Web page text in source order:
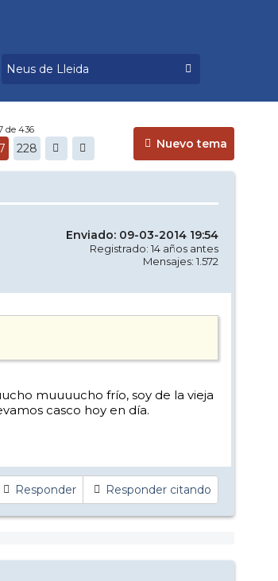
Nuevo tema
de 436
228
Enviado: 09-03-2014 19:54
Registrado: 14 años antes
Mensajes: 1.572
muuuucho frío, soy de la vieja
casco hoy en día.
Responder Responder citando